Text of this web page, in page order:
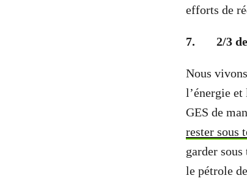
efforts de
7. 2/3
Nous
l’énergie
GES de
rester sous
garder
le pétrole